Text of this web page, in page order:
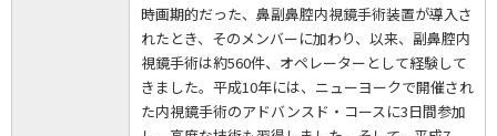
時画期的だった、鼻副鼻腔内視鏡手術装置が導入さ
れたとき、そのメンバーに加わり、以来、副鼻腔内
視鏡手術は約560件、オペレーターとして経験して
きました。平成10年には、ニューヨークで開催され
た内視鏡手術のアドバンスド・コースに3日間参加